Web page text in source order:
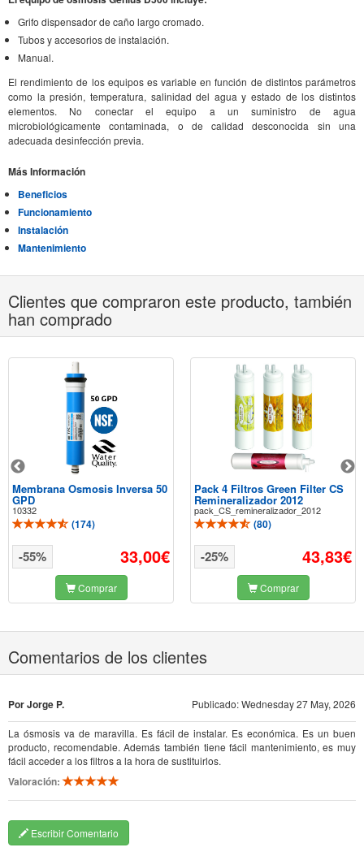
Grifo dispensador de caño largo cromado.
Tubos y accesorios de instalación.
Manual.
El rendimiento de los equipos es variable en función de distintos parámetros
como la presión, temperatura, salinidad del agua y estado de los distintos
elementos. No conectar el equipo a un suministro de agua
microbiológicamente contaminada, o de calidad desconocida sin una
adecuada desinfección previa.
Más Información
Beneficios
Funcionamiento
Instalación
Mantenimiento
Clientes que compraron este producto, también
han comprado
Membrana Osmosis Inversa 50
GPD
10332
(174)
33,00€
-55%
Comprar
Pack 4 Filtros Green Filter CS
Remineralizador 2012
pack_CS_remineralizador_2012
(80)
43,83€
-25%
Comprar
Comentarios de los clientes
Por Jorge P. Publicado: Wednesday 27 May, 2026
La ósmosis va de maravilla. Es fácil de instalar. Es económica. Es un buen
producto, recomendable. Además también tiene fácil mantenimiento, es muy
fácil acceder a los filtros a la hora de sustituirlos.
Valoración:
Escribir Comentario